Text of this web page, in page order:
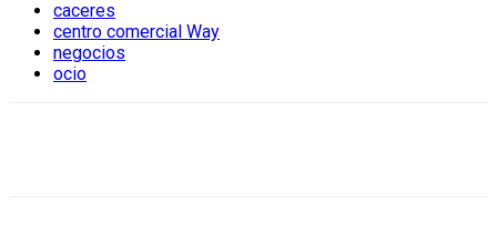
caceres
centro comercial Way
negocios
ocio